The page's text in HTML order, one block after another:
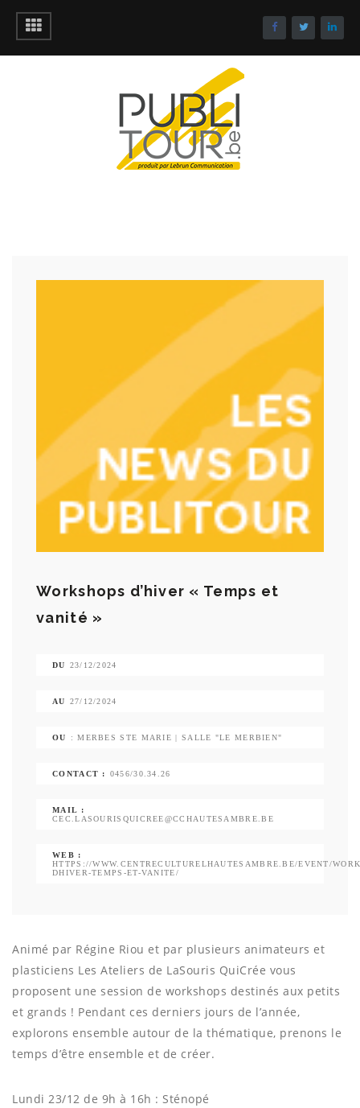
Workshops d’hiver « Temps et
vanité »
DU 23/12/2024
AU 27/12/2024
OU : MERBES STE MARIE | SALLE "LE MERBIEN"
CONTACT : 0456/30.34.26
MAIL :
CEC.LASOURISQUICREE@CCHAUTESAMBRE.BE
WEB :
HTTPS://WWW.CENTRECULTURELHAUTESAMBRE.BE/EVENT/
DHIVER-TEMPS-ET-VANITE/
Animé par Régine Riou et par plusieurs animateurs et
plasticiens Les Ateliers de LaSouris QuiCrée vous
proposent une session de workshops destinés aux petits
et grands ! Pendant ces derniers jours de l’année,
explorons ensemble autour de la thématique, prenons le
temps d’être ensemble et de créer.
Lundi 23/12 de 9h à 16h : Sténopé